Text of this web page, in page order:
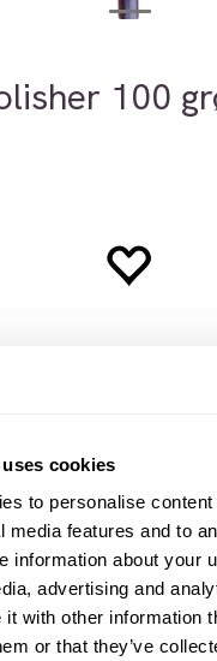
cookies
to personalise
media features and to
information about your
advertising and
with other information
or that they’ve
100
INCI
grit